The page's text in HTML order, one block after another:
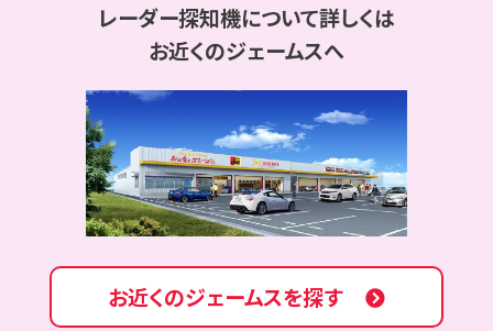
レーダー探知機について詳しくは
お近くのジェームスへ
お近くのジェームスを探す